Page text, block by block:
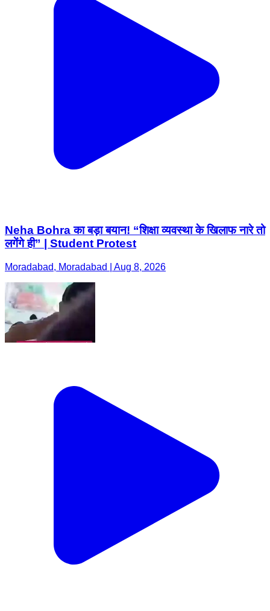
Neha Bohra का बड़ा बयान! “शिक्षा व्यवस्था के खिलाफ नारे तो
लगेंगे ही” | Student Protest
Moradabad, Moradabad | Aug 8, 2026